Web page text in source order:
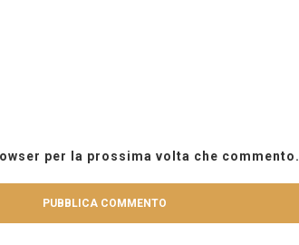
per la prossima volta che commento.